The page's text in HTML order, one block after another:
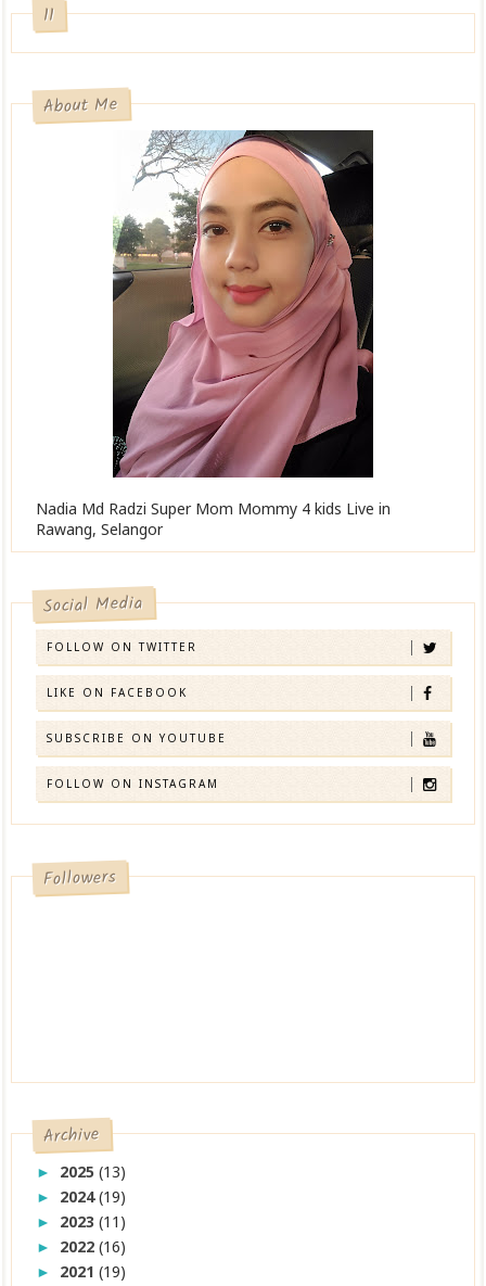
11
About Me
Nadia Md Radzi Super Mom Mommy 4 kids Live in
Rawang, Selangor
Social Media
FOLLOW ON TWITTER
LIKE ON FACEBOOK
SUBSCRIBE ON YOUTUBE
FOLLOW ON INSTAGRAM
Followers
Archive
► 2025(13)
► 2024(19)
► 2023(11)
► 2022(16)
► 2021(19)